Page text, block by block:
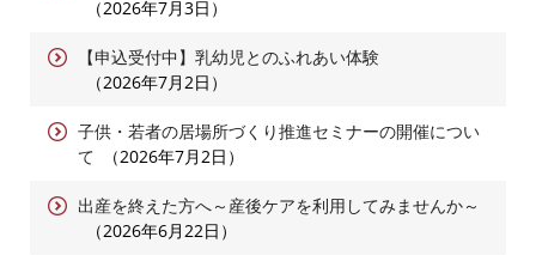
2026年7月3日
【申込受付中】乳幼児とのふれあい体験
2026年7月2日
子供・若者の居場所づくり推進セミナーの開催につい
て
2026年7月2日
出産を終えた方へ～産後ケアを利用してみませんか～
2026年6月22日